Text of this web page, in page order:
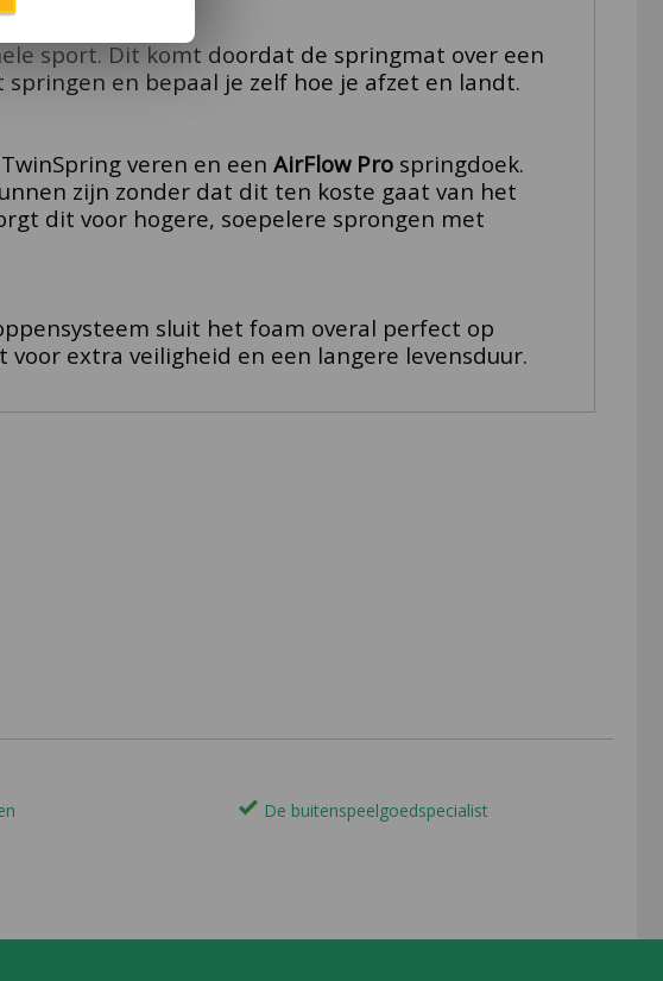
sport. Dit komt doordat de springmat over een
en bepaal je zelf hoe je afzet en landt.
veren en een AirFlow Prospringdoek.
zijn zonder dat dit ten koste gaat van het
dit voor hogere, soepelere sprongen met
sluit het foam overal perfect op
extra veiligheid en een langere levensduur.
De buitenspeelgoedspecialist